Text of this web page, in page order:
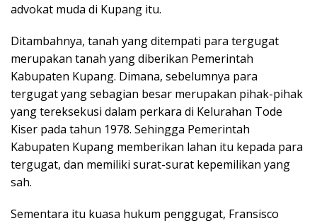
advokat muda di Kupang itu.
Ditambahnya, tanah yang ditempati para tergugat
merupakan tanah yang diberikan Pemerintah
Kabupaten Kupang. Dimana, sebelumnya para
tergugat yang sebagian besar merupakan pihak-pihak
yang tereksekusi dalam perkara di Kelurahan Tode
Kiser pada tahun 1978. Sehingga Pemerintah
Kabupaten Kupang memberikan lahan itu kepada para
tergugat, dan memiliki surat-surat kepemilikan yang
sah.
Sementara itu kuasa hukum penggugat, Fransisco